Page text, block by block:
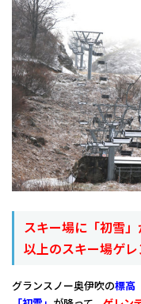
スキー場に「初雪
以上のスキー場ゲ
グランスノー奥伊吹の標高